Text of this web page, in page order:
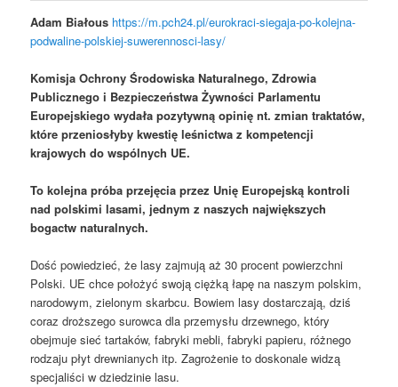
Adam Białous https://m.pch24.pl/eurokraci-siegaja-po-kolejna-
podwaline-polskiej-suwerennosci-lasy/
Komisja Ochrony Środowiska Naturalnego, Zdrowia
Publicznego i Bezpieczeństwa Żywności Parlamentu
Europejskiego wydała pozytywną opinię nt. zmian traktatów,
które przeniosłyby kwestię leśnictwa z kompetencji
krajowych do wspólnych UE.
Tokolejnapróba przejęcia przez Unię Europejską kontroli
nad polskimi lasami, jednym z naszych największych
bogactw naturalnych.
Dość powiedzieć, że lasy zajmują aż 30 procent powierzchni
Polski. UE chce położyć swoją ciężką łapę na naszym polskim,
narodowym, zielonym skarbcu. Bowiem lasy dostarczają, dziś
coraz droższego surowca dla przemysłu drzewnego, który
obejmuje sieć tartaków, fabryki mebli, fabryki papieru, różnego
rodzaju płyt drewnianych itp. Zagrożenie to doskonale widzą
specjaliści w dziedzinie lasu.